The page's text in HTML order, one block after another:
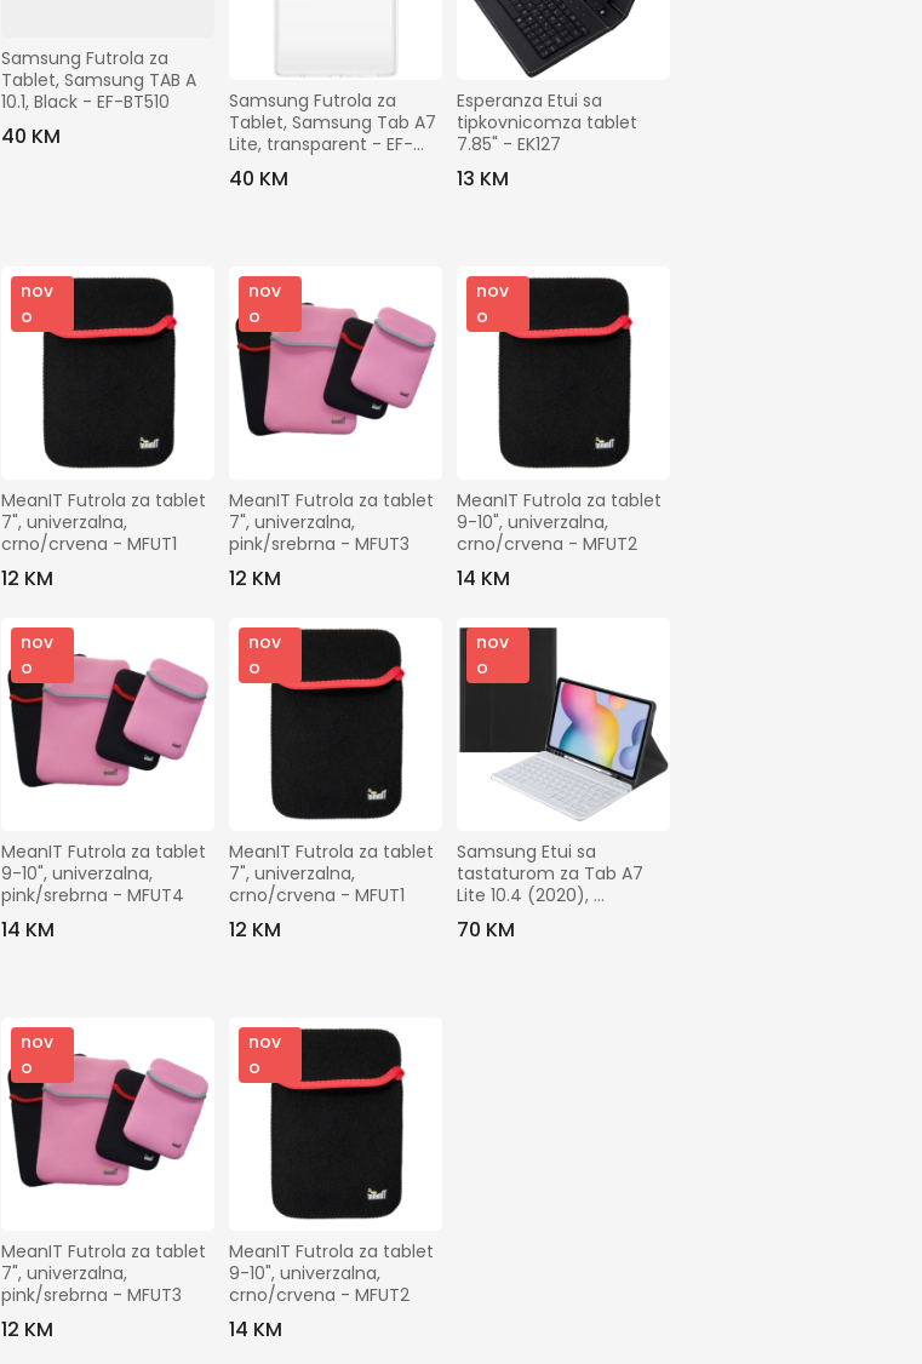
Samsung Futrola za
Tablet, Samsung TAB A
10.1, Black - EF-BT510
40 KM
Samsung Futrola za
Tablet, Samsung Tab A7
Lite, transparent - EF-
QT220TTEGWW
40 KM
Esperanza Etui sa
tipkovnicomza tablet
7.85" - EK127
13 KM
nov
o
MeanIT Futrola za tablet
7", univerzalna,
crno/crvena - MFUT1
12 KM
nov
o
MeanIT Futrola za tablet
7", univerzalna,
pink/srebrna - MFUT3
12 KM
nov
o
MeanIT Futrola za tablet
9-10", univerzalna,
crno/crvena - MFUT2
14 KM
nov
o
MeanIT Futrola za tablet
9-10", univerzalna,
pink/srebrna - MFUT4
14 KM
nov
o
MeanIT Futrola za tablet
7", univerzalna,
crno/crvena - MFUT1
12 KM
nov
o
Samsung Etui sa
tastaturom za Tab A7
Lite 10.4 (2020),
Bluetooth - BT Keyboard
Leath. Case Tab A7 Lite
70 KM
nov
o
MeanIT Futrola za tablet
7", univerzalna,
pink/srebrna - MFUT3
12 KM
nov
o
MeanIT Futrola za tablet
9-10", univerzalna,
crno/crvena - MFUT2
14 KM